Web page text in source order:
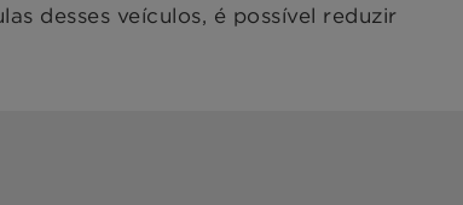
desses veículos, é possível reduzir